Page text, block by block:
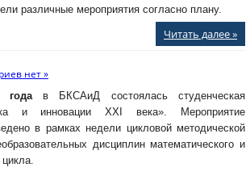
различные мероприятия согласно плану.
Читать далее »
нет »
года в БКСАиД состоялась студенческая
и инновации XXI века». Мероприятие
в рамках недели цикловой методической
дисциплин математического и
цикла.